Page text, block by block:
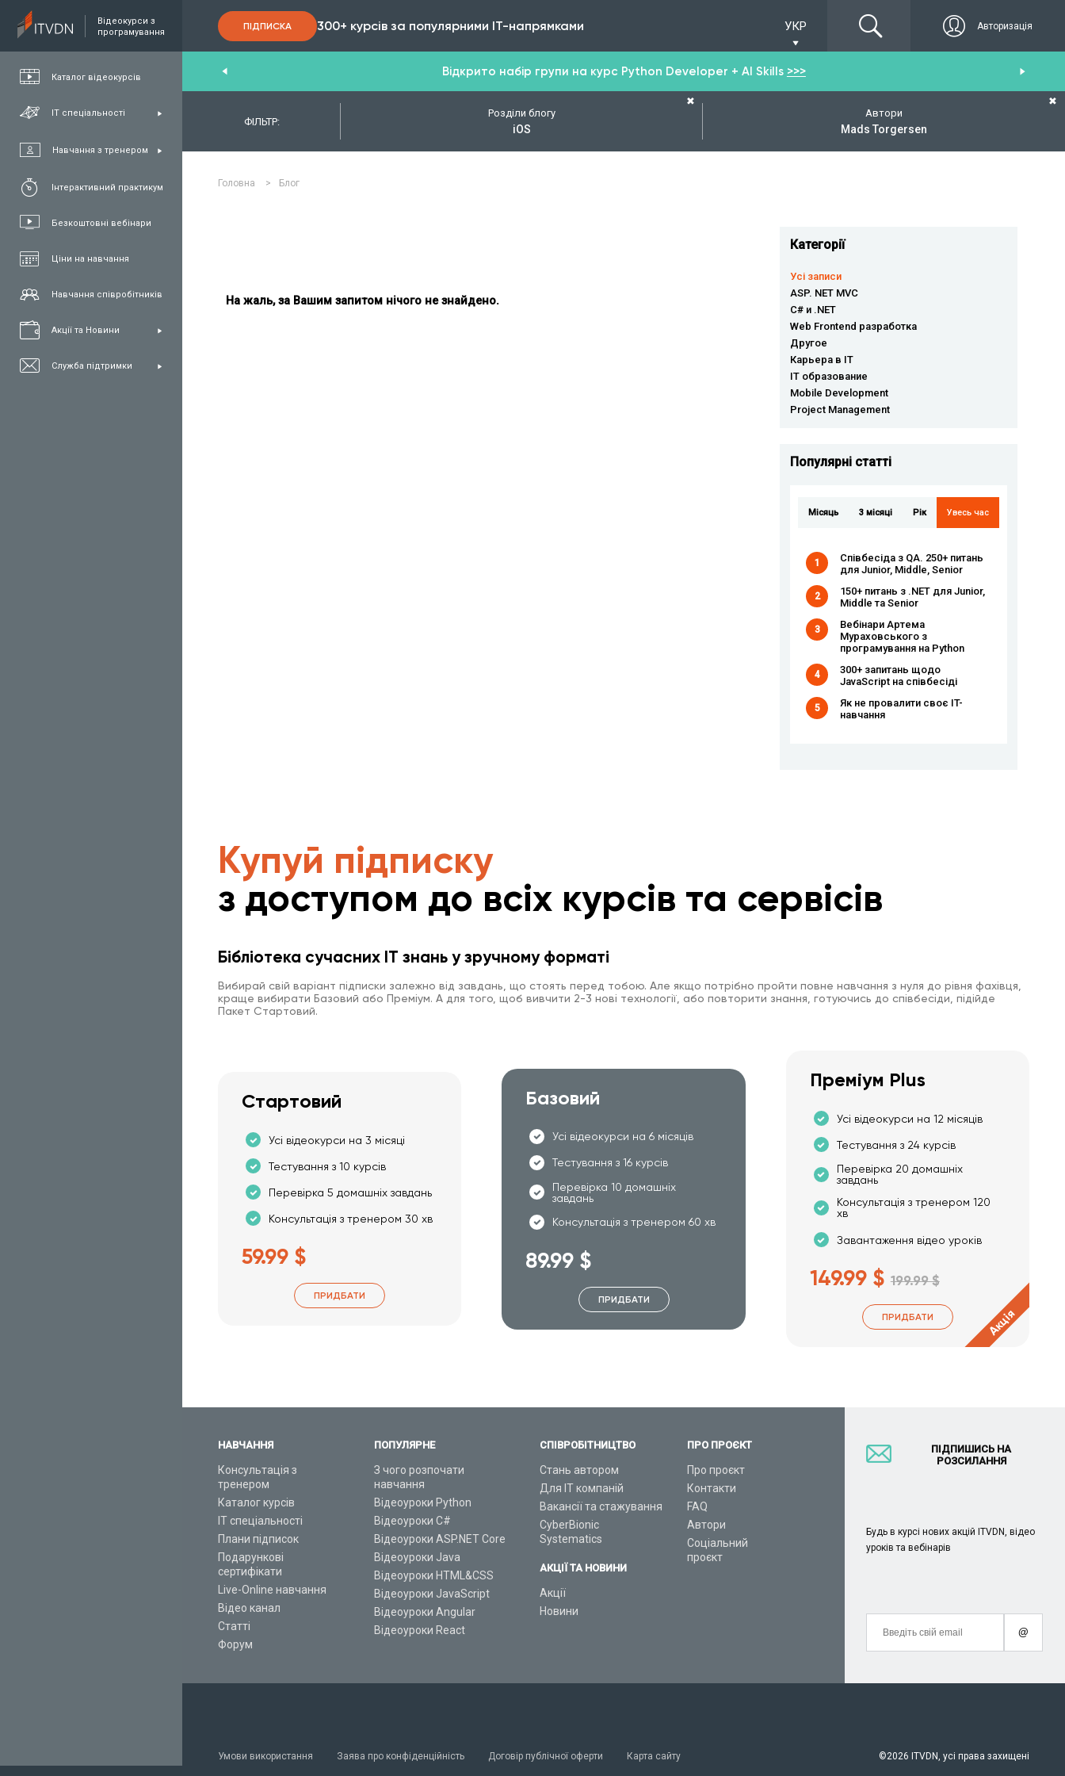
Відеокурси з
програмування
Каталог відеокурсів
ІТ спеціальності
Навчання з тренером
Інтерактивний практикум
Безкоштовні вебінари
Ціни на навчання
Навчання співробітників
Акції та Новини
Служба підтримки
ПІДПИСКА 300+ курсів за популярними IT-напрямками УКР Авторизація
FullStack C#/.NET Java Відкрито набір групи на курс Python Developer + AI Skills >>>
ФІЛЬТР:
Розділи блогу
iOS
✖
Автори
Mads Torgersen
✖
Головна > Блог
На жаль, за Вашим запитом нічого не знайдено.
Категорії
Усі записи
ASP. NET MVC
C# и .NET
Web Frontend разработка
Другое
Карьера в IT
IT образование
Mobile Development
Project Management
Популярні статті
Місяць 3 місяці Рік Увесь час
1
Співбесіда з QA. 250+ питань
для Junior, Middle, Senior
2
150+ питань з .NET для Junior,
Middle та Senior
3
Вебінари Артема
Мураховського з
програмування на Python
4
300+ запитань щодо
JavaScript на співбесіді
5
Як не провалити своє IT-
навчання
Купуй підписку
з доступом до всіх курсів та сервісів
Бібліотека сучасних IT знань у зручному форматі
Вибирай свій варіант підписки залежно від завдань, що стоять перед тобою. Але якщо потрібно пройти повне навчання з нуля до рівня фахівця,
краще вибирати Базовий або Преміум. А для того, щоб вивчити 2-3 нові технології, або повторити знання, готуючись до співбесіди, підійде
Пакет Стартовий.
Стартовий
Усі відеокурси на 3 місяці
Тестування з 10 курсів
Перевірка 5 домашніх завдань
Консультація з тренером 30 хв
59.99 $
ПРИДБАТИ
Базовий
Усі відеокурси на 6 місяців
Тестування з 16 курсів
Перевірка 10 домашніх
завдань
Консультація з тренером 60 хв
89.99 $
ПРИДБАТИ
Преміум Plus
Усі відеокурси на 12 місяців
Тестування з 24 курсів
Перевірка 20 домашніх
завдань
Консультація з тренером 120
хв
Завантаження відео уроків
149.99 $ 199.99 $
ПРИДБАТИ Акція
НАВЧАННЯ
Консультація з
тренером
Каталог курсів
ІТ спеціальності
Плани підписок
Подарункові
сертифікати
Live-Online навчання
Відео канал
Статті
Форум
ПОПУЛЯРНЕ
З чого розпочати
навчання
Відеоуроки Python
Відеоуроки C#
Відеоуроки ASP.NET Core
Відеоуроки Java
Відеоуроки HTML&CSS
Відеоуроки JavaScript
Відеоуроки Angular
Відеоуроки React
СПІВРОБІТНИЦТВО
Стань автором
Для ІТ компаній
Вакансії та стажування
CyberBionic
Systematics
АКЦІЇ ТА НОВИНИ
Акції
Новини
ПРО ПРОЄКТ
Про проєкт
Контакти
FAQ
Автори
Соціальний
проєкт
ПІДПИШИСЬ НА
РОЗСИЛАННЯ
Будь в курсі нових акцій ITVDN, відео
уроків та вебінарів
@
Умови використання Заява про конфіденційність Договір публічної оферти Карта сайту ©2026 ITVDN, усі права захищені